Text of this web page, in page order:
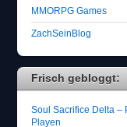
MMORPG Games
ZachSeinBlog
Frisch gebloggt:
Soul Sacrifice Delta –
Playen